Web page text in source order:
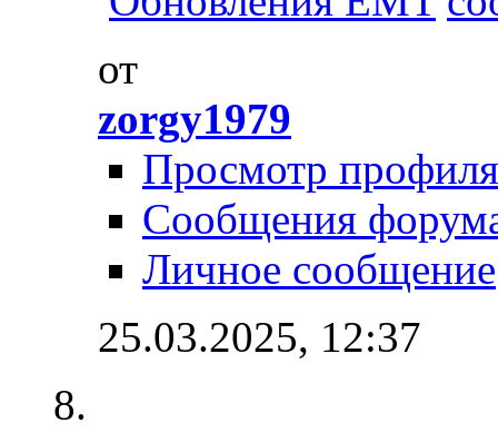
от
zorgy1979
Просмотр профиля
Сообщения
Личное сообщение
25.03.2025, 12:37